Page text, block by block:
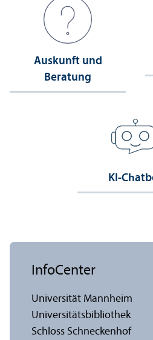
Auskunft und
Beratung
KI-
InfoCenter
Universität Mannheim
Universitäts­bibliothek
Schloss Schneckenhof